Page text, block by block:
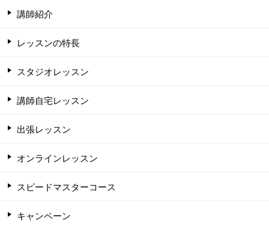
講師紹介
レッスンの特長
スタジオレッスン
講師自宅レッスン
出張レッスン
オンラインレッスン
スピードマスターコース
キャンペーン